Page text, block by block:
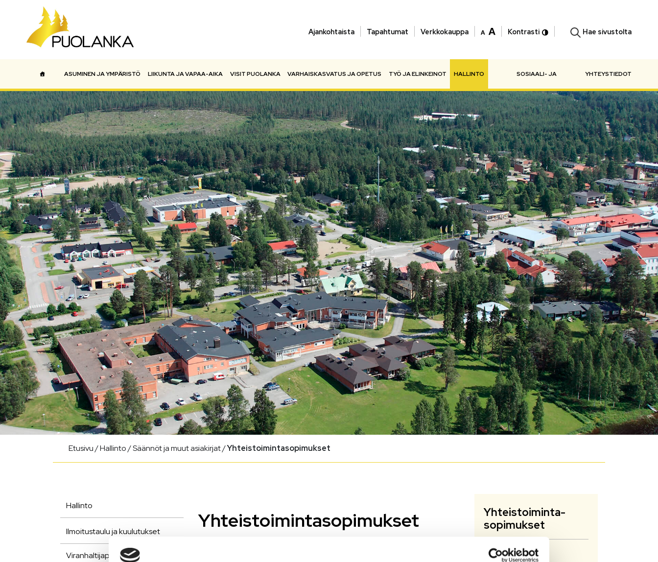
Ajankohtaista Tapahtumat Verkkokauppa Kontrasti Hae sivustolta
Päävalikko
ETUSIVU
ASUMINEN JA YMPÄRISTÖ LIIKUNTA JA VAPAA-AIKA VISIT PUOLANKA VARHAISKASVATUS JA OPETUS TYÖ JA ELINKEINOT HALLINTO SOSIAALI- JA
TERVEYSPALVELUT
YHTEYSTIEDOT
Etusivu/Hallinto/Säännöt ja muut asiakirjat/Yhteistoimintasopimukset
Hallinto
Ilmoitustaulu ja kuulutukset
Viranhaltijapäätökset
Yhteistoimintasopimukset
Yhteistoiminta-
sopimukset
Sopimus